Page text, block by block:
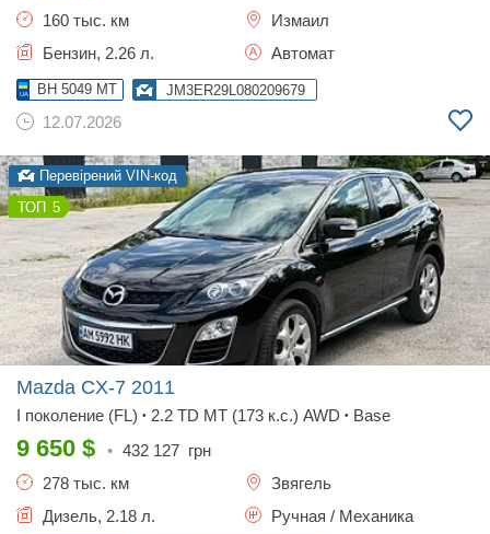
160 тыс. км
Измаил
Бензин, 2.26 л.
Автомат
BH 5049 MT JM3ER29L080209679
12.07.2026
Перевірений VIN-код
5
Mazda CX-7 2011
I поколение (FL) • 2.2 TD MT (173 к.с.) AWD • Base
9 650 $ • 432 127 грн
278 тыс. км
Звягель
Дизель, 2.18 л.
Ручная / Механика